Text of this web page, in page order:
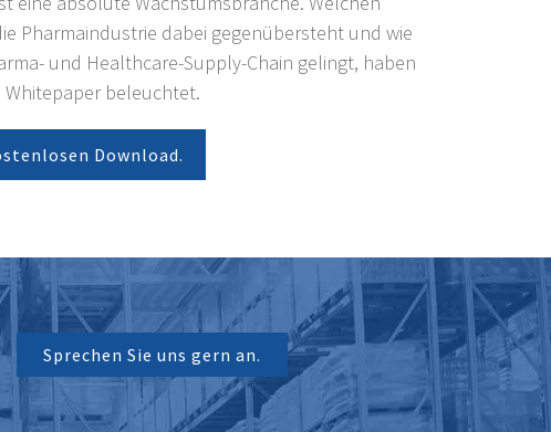
Pharmaindustrie dabei gegenübersteht und wie
und Healthcare-Supply-Chain gelingt, haben
beleuchtet.
Download.
Sprechen Sie uns gern an.